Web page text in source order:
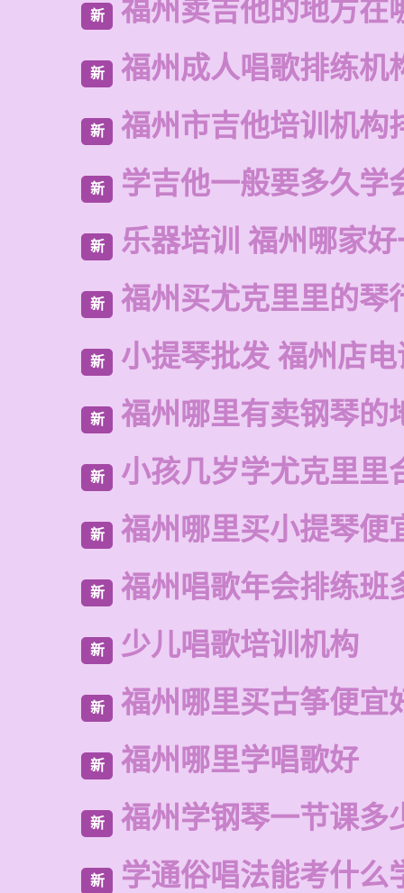
新 福州卖吉他的地方在
新 福州成人唱歌排练机
新 福州市吉他培训机构
新 学吉他一般要多久学
新 乐器培训 福州哪家
新 福州买尤克里里的琴
新 小提琴批发 福州店
新 福州哪里有卖钢琴的
新 小孩几岁学尤克里里
新 福州哪里买小提琴便
新 福州唱歌年会排练班
新 少儿唱歌培训机构
新 福州哪里买古筝便宜
新 福州哪里学唱歌好
新 福州学钢琴一节课多
新 学通俗唱法能考什么